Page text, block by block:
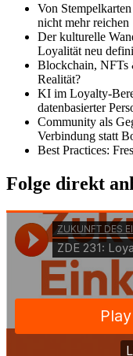
Von
nicht mehr reichen
Der kulturelle
Loyalität neu
Blockchain, NFTs
Realität?
KI im Loyalty-
datenbasierter
Community als
Verbindung statt
Best Practices:
Folge direkt